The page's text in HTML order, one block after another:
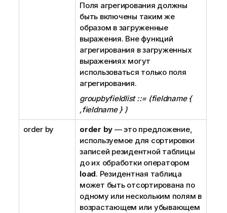
Поля агрегирования должны
быть включены таким же
образом в загруженные
выражения. Вне функций
агрегирования в загруженных
выражениях могут
использоваться только поля
агрегирования.
groupbyfieldlist ::= (fieldname {
,fieldname } )
order by order by — это предложение,
используемое для сортировки
записей резидентной таблицы
до их обработки оператором
load. Резидентная таблица
может быть отсортирована по
одному или нескольким полям в
возрастающем или убывающем